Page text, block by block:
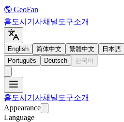
🌎 GeoFan
홈도시 기사채널 도구소개
English 简体中文 繁體中文 日本語
Português
Deutsch 한국어
홈도시 기사채널 도구소개
Appearance
Language